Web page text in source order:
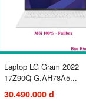
Laptop LG Gram 2022
17Z90Q-G.AH78A5...
30.490.000 đ